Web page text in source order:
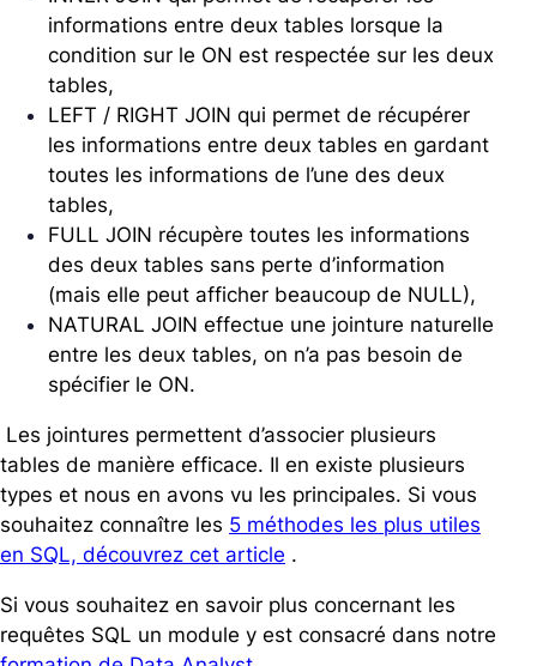
informations entre deux tables lorsque la
condition sur le ON est respectée sur les deux
tables,
LEFT / RIGHT JOIN qui permet de récupérer
les informations entre deux tables en gardant
toutes les informations de l’une des deux
tables,
FULL JOIN récupère toutes les informations
des deux tables sans perte d’information
(mais elle peut afficher beaucoup de NULL),
NATURAL JOIN effectue une jointure naturelle
entre les deux tables, on n’a pas besoin de
spécifier le ON.
Les jointures permettent d’associer plusieurs
tables de manière efficace. Il en existe plusieurs
types et nous en avons vu les principales. Si vous
souhaitez connaître les 5 méthodes les plus utiles
en SQL, découvrez cet article .
Si vous souhaitez en savoir plus concernant les
requêtes SQL un module y est consacré dans notre